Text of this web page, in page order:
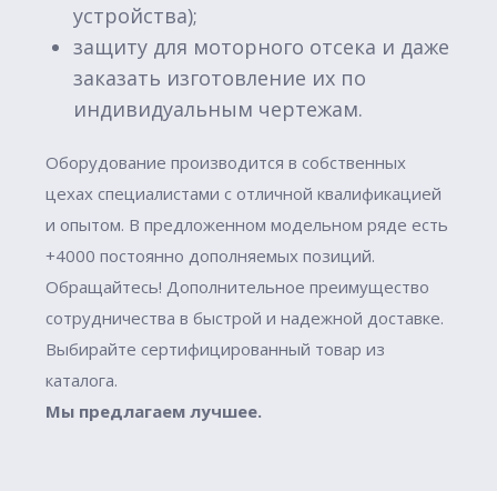
устройства);
защиту для моторного отсека и даже
заказать изготовление их по
индивидуальным чертежам.
Оборудование производится в собственных
цехах специалистами с отличной квалификацией
и опытом. В предложенном модельном ряде есть
+4000 постоянно дополняемых позиций.
Обращайтесь! Дополнительное преимущество
сотрудничества в быстрой и надежной доставке.
Выбирайте сертифицированный товар из
каталога.
Мы предлагаем лучшее.